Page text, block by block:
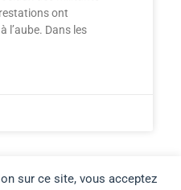
sur ce site, vous acceptez
ont
l’aube. Dans les